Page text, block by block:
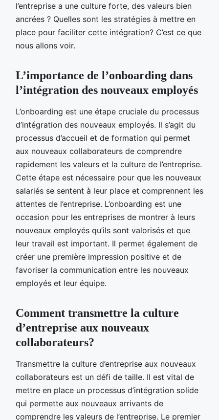
l’entreprise a une culture forte, des valeurs bien
ancrées ? Quelles sont les stratégies à mettre en
place pour faciliter cette intégration? C’est ce que
nous allons voir.
L’importance de l’onboarding dans
l’intégration des nouveaux employés
L’onboarding est une étape cruciale du processus
d’intégration des nouveaux employés. Il s’agit du
processus d’accueil et de formation qui permet
aux nouveaux collaborateurs de comprendre
rapidement les valeurs et la culture de l’entreprise.
Cette étape est nécessaire pour que les nouveaux
salariés se sentent à leur place et comprennent les
attentes de l’entreprise. L’onboarding est une
occasion pour les entreprises de montrer à leurs
nouveaux employés qu’ils sont valorisés et que
leur travail est important. Il permet également de
créer une première impression positive et de
favoriser la communication entre les nouveaux
employés et leur équipe.
Comment transmettre la culture
d’entreprise aux nouveaux
collaborateurs?
Transmettre la culture d’entreprise aux nouveaux
collaborateurs est un défi de taille. Il est vital de
mettre en place un processus d’intégration solide
qui permette aux nouveaux arrivants de
comprendre les valeurs de l’entreprise. Le premier